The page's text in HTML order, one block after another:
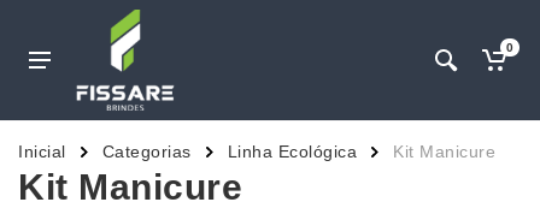
0
Inicial Categorias Linha Ecológica Kit Manicure
Kit Manicure